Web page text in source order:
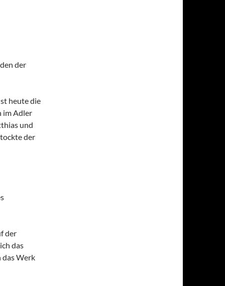
der
heute die
im Adler
und
der
der
das
das Werk